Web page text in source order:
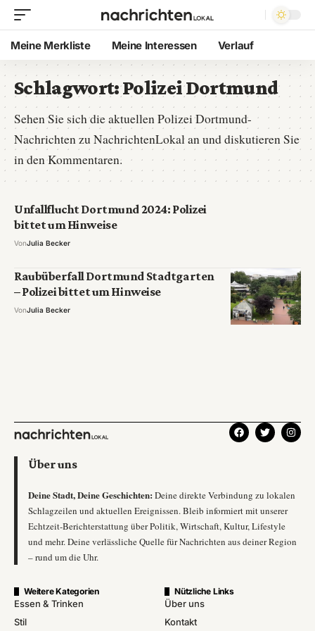
Meine Merkliste Meine Interessen Verlauf
Schlagwort:Polizei Dortmund
Sehen Sie sich die aktuellen Polizei Dortmund-
Nachrichten zu NachrichtenLokal an und diskutieren Sie
in den Kommentaren.
Unfallflucht Dortmund 2024: Polizei
bittet um Hinweise
VonJulia Becker
Raubüberfall Dortmund Stadtgarten
– Polizei bittet um Hinweise
VonJulia Becker
Über uns
Deine Stadt, Deine Geschichten: Deine direkte Verbindung zu lokalen
Schlagzeilen und aktuellen Ereignissen. Bleib informiert mit unserer
Echtzeit-Berichterstattung über Politik, Wirtschaft, Kultur, Lifestyle
und mehr. Deine verlässliche Quelle für Nachrichten aus deiner Region
– rund um die Uhr.
Weitere Kategorien
Essen & Trinken
Stil
Nützliche Links
Über uns
Kontakt